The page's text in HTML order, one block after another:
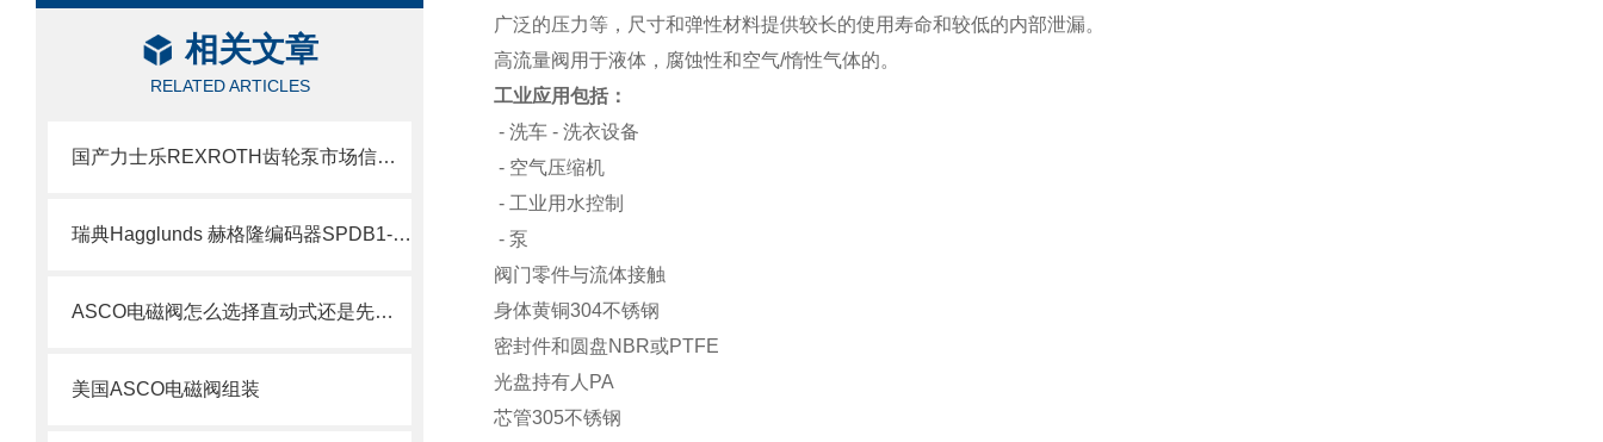
相关文章
RELATED ARTICLES
国产力士乐REXROTH齿轮泵市场信息了解
瑞典Hagglunds 赫格隆编码器SPDB1-1000-BT介绍
ASCO电磁阀怎么选择直动式还是先导式？
美国ASCO电磁阀组装
广泛的压力等，尺寸和弹性材料提供较长的使用寿命和较低的内部泄漏。
高流量阀用于液体，腐蚀性和空气/惰性气体的。
工业应用包括：
- 洗车 - 洗衣设备
- 空气压缩机
- 工业用水控制
- 泵
阀门零件与流体接触
身体黄铜304不锈钢
密封件和圆盘NBR或PTFE
光盘持有人PA
芯管305不锈钢